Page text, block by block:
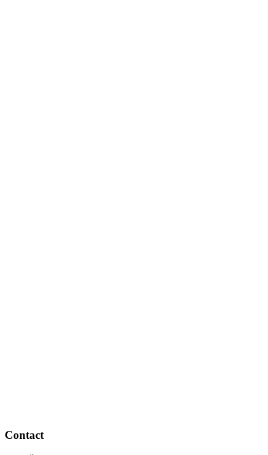
Contact